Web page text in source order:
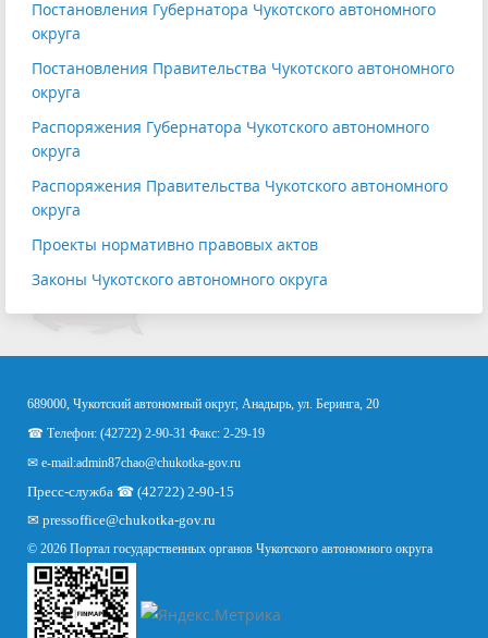
Постановления Губернатора Чукотского автономного
округа
Постановления Правительства Чукотского автономного
округа
Распоряжения Губернатора Чукотского автономного
округа
Распоряжения Правительства Чукотского автономного
округа
Проекты нормативно правовых актов
Законы Чукотского автономного округа
689000, Чукотский автономный округ, Анадырь, ул. Беринга, 20
☎ Телефон: (42722) 2-90-31 Факс: 2-29-19
✉ e-mail:admin87chao@chukotka-gov.ru
Пресс-служба ☎ (42722) 2-90-15
✉ pressoffice@chukotka-gov.ru
© 2026 Портал государственных органов Чукотского автономного округа